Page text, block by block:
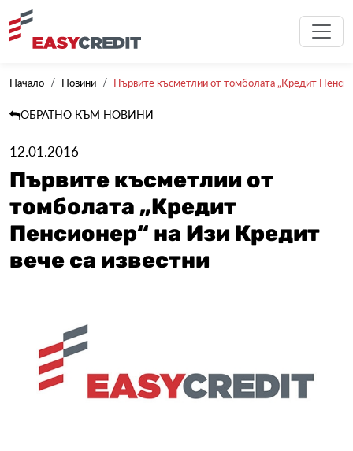
Начало Новини Първите късметлии от томболата „Кредит
ОБРАТНО КЪМ НОВИНИ
12.01.2016
Първите късметлии от
томболата „Кредит
Пенсионер“ на Изи Кредит
вече са известни